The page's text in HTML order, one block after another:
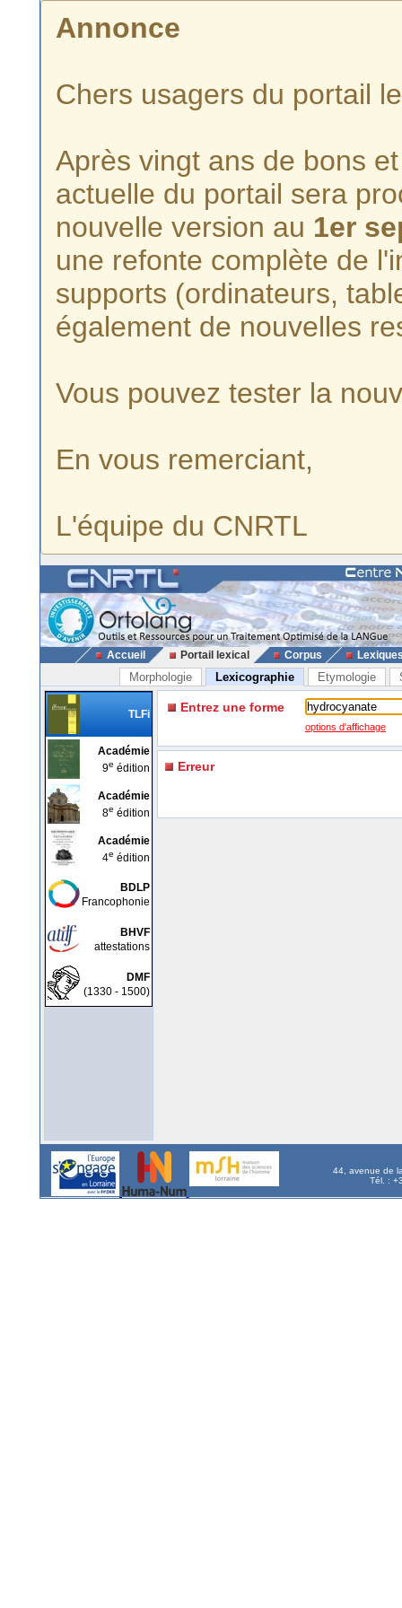
Annonce
Chers usagers du portail
Après vingt ans de bons
actuelle du portail sera
nouvelle version au 1er
une refonte complète de
supports (ordinateurs,
également de nouvelles
Vous pouvez tester la
En vous remerciant,
L'équipe du CNRTL
Accueil Portail lexical Corpus
Morphologie Lexicographie Etymologie
TLFi
Académie
9e édition
Académie
8e édition
Académie
4e édition
BDLP
Francophonie
BHVF
attestations
DMF
(1330 - 1500)
Entrez une forme
options d'affichage
Erreur
44, avenue de
Tél. :